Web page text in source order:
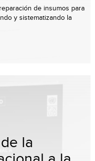
de insumos para
y sistematizando la
la